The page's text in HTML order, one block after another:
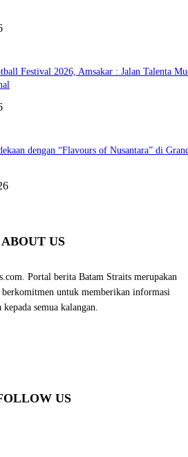
Festival 2026, Amsakar : Jalan Talenta
dengan “Flavours of Nusantara” di
ABOUT US
Portal berita Batam Straits merupakan
berkomitmen untuk memberikan informasi
semua kalangan.
US